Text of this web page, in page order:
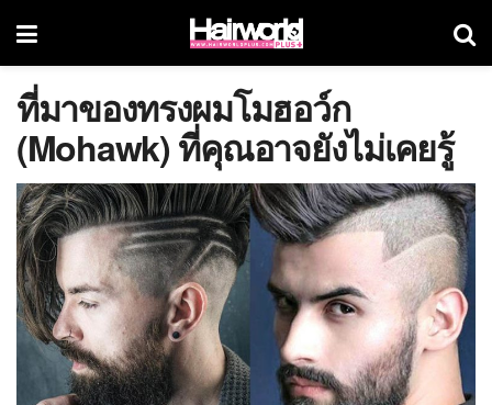
ที่มาของทรงผมโมฮอว์ก
(Mohawk) ที่คุณอาจยังไม่เคยรู้